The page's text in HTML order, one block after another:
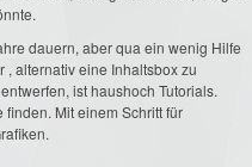
dauern, aber qua ein wenig Hilfe
alternativ eine Inhaltsbox zu
ist haushoch Tutorials.
Mit einem Schritt für